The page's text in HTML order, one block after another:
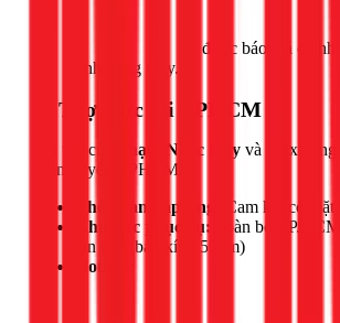
để được báo giá chính
tình trạng máy.
📍 Thợ trực tại TPHCM
Đội thợ của Phạm Ngọc Duy và 1Fix đang
quận huyện TPHCM.
Thời gian đáp ứng:
Cam kết có
Khu vực phục vụ:
Toàn bộ
lân cận (bán kính 50km)
Hotline: